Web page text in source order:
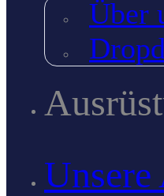
Über
Unsere